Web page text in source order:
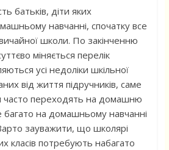
батьків, діти яких
навчанні, спочатку все
школи. По закінченню
міняється перелік
усі недоліки шкільної
від життя підручників, саме
часто переходять на домашню
багато на домашньому навчанні
зауважити, що школярі
класів потребують набагато